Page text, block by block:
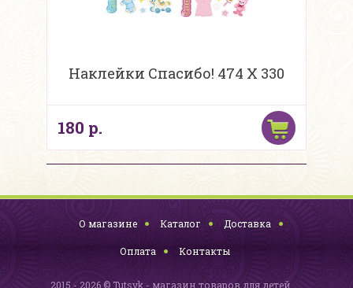
Наклейки Спасибо! 474 Х 330
180 р.
О магазине Каталог Доставка
Оплата Контакты
2015 - 2026 © Tutsyk - магазин товаров для детей